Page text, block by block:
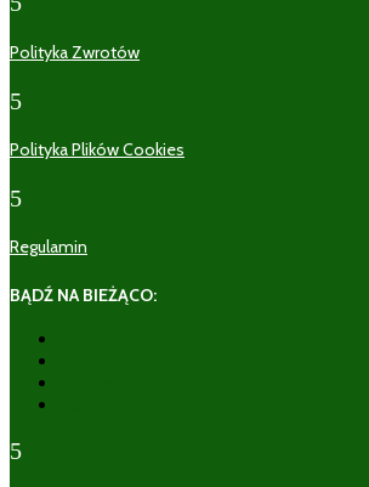
Polityka Zwrotów
5
Polityka Plików Cookies
5
Regulamin
BĄDŹ NA BIEŻĄCO:
5